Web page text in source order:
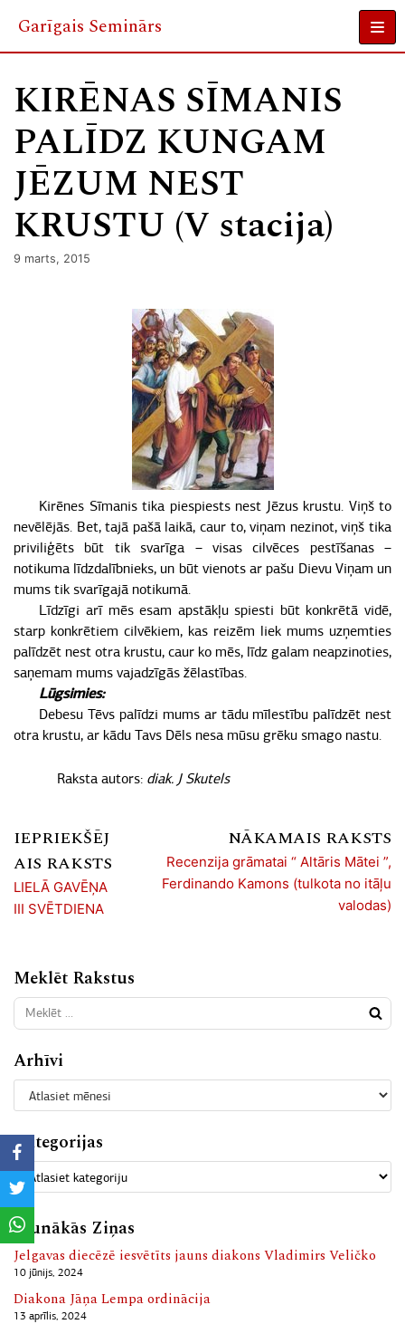
Skip
content
Garīgais Seminārs
KIRĒNAS SĪMANIS
PALĪDZ KUNGAM
JĒZUM NEST
KRUSTU (V stacija)
9 marts, 2015
Kirēnes Sīmanis tika piespiests nest Jēzus krustu. Viņš to
nevēlējās. Bet, tajā pašā laikā, caur to, viņam nezinot, viņš tika
priviliģēts būt tik svarīga – visas cilvēces pestīšanas –
notikuma līdzdalībnieks, un būt vienots ar pašu Dievu Viņam un
mums tik svarīgajā notikumā.
Līdzīgi arī mēs esam apstākļu spiesti būt konkrētā vidē,
starp konkrētiem cilvēkiem, kas reizēm liek mums uzņemties
palīdzēt nest otra krustu, caur ko mēs, līdz galam neapzinoties,
saņemam mums vajadzīgās žēlastības.
Lūgsimies:
Debesu Tēvs palīdzi mums ar tādu mīlestību palīdzēt nest
otra krustu, ar kādu Tavs Dēls nesa mūsu grēku smago nastu.
Raksta autors: diak. J Skutels
IEPRIEKŠĒJ
AIS RAKSTS
LIELĀ GAVĒŅA
III SVĒTDIENA
NĀKAMAIS RAKSTS
Recenzija grāmatai “ Altāris Mātei ”,
Ferdinando Kamons (tulkota no itāļu
valodas)
Meklēt Rakstus
Arhīvi
Kategorijas
Jaunākās Ziņas
Jelgavas diecēzē iesvētīts jauns diakons Vladimirs Veličko
10 jūnijs, 2024
Diakona Jāņa Lempa ordinācija
13 aprīlis, 2024